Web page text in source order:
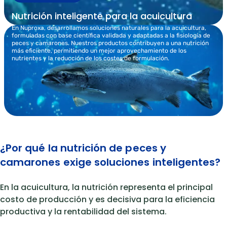
Nutrición inteligente para la acuicultura
En Nuproxa, desarrollamos soluciones naturales para la acuicultura,
formuladas con base científica validada y adaptadas a la fisiología de
peces y camarones. Nuestros productos contribuyen a una nutrición
más eficiente, permitiendo un mejor aprovechamiento de los
nutrientes y la reducción de los costes de formulación.
¿Por qué la nutrición de peces y
camarones exige soluciones inteligentes?
En la acuicultura, la nutrición representa el principal
costo de producción y es decisiva para la eficiencia
productiva y la rentabilidad del sistema.